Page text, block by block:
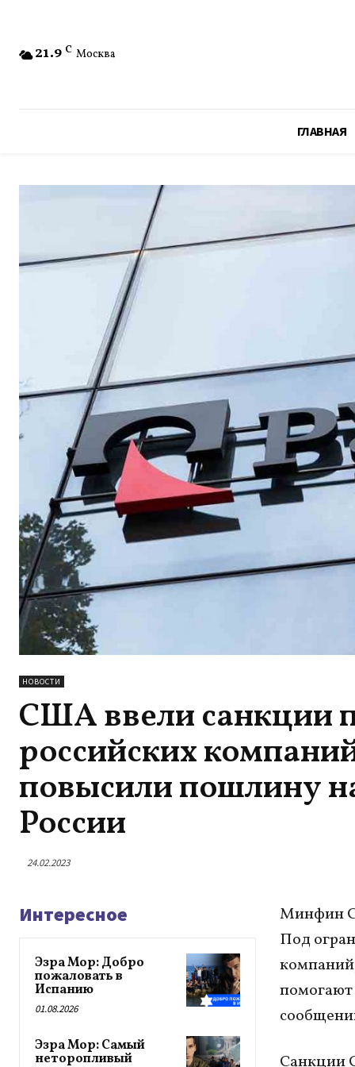
21.9 C Москва
ГЛАВНАЯ
НОВОСТИ
США ввели санкции
российских
повысили пошлину
России
24.02.2023
Интересное
Эзра Мор: Добро
пожаловать в
Испанию
01.08.2026
Эзра Мор: Самый
неторопливый
Минфин
Под
помогают
Санкции